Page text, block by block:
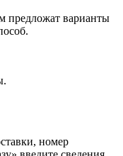
предложат варианты
номер